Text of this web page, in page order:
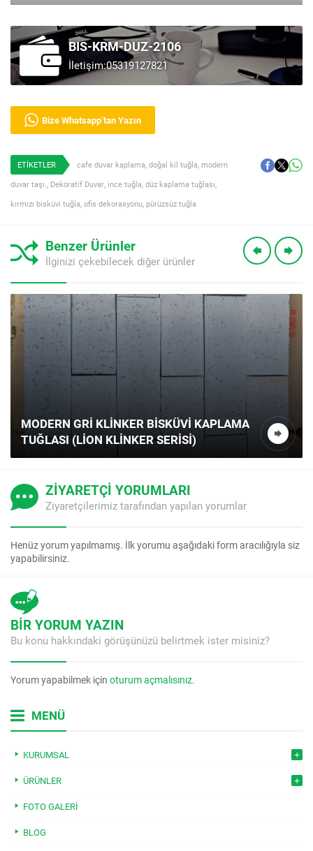
BIS-KRM-DUZ-2106
İletişim:05319127821
Bize Whatsapp’tan Yazın
ETİKETLER cafe duvar kaplama, doğal kil tuğla, modern
duvar taşı., Dekoratif Duvar, ince tuğla, düz kaplama tuğlası,
kırmızı bisküvi tuğla, ofis dekorasyonu, pürüzsüz tuğla
Benzer Ürünler
İlginizi çekebilecek diğer ürünler
TURUNCU BISKÜVI KAPLAMA TUĞLASI
(MODERN CEPHE SERISI)
ZİYARETÇİ YORUMLARI
Ziyaretçilerimiz tarafından yapılan yorumlar
Henüz yorum yapılmamış. İlk yorumu aşağıdaki form aracılığıyla siz
yapabilirsiniz.
BİR YORUM YAZIN
Bu konu hakkındaki görüşünüzü belirtmek ister misiniz?
Yorum yapabilmek için oturum açmalısınız.
MENÜ
KURUMSAL
ÜRÜNLER
FOTO GALERI
BLOG